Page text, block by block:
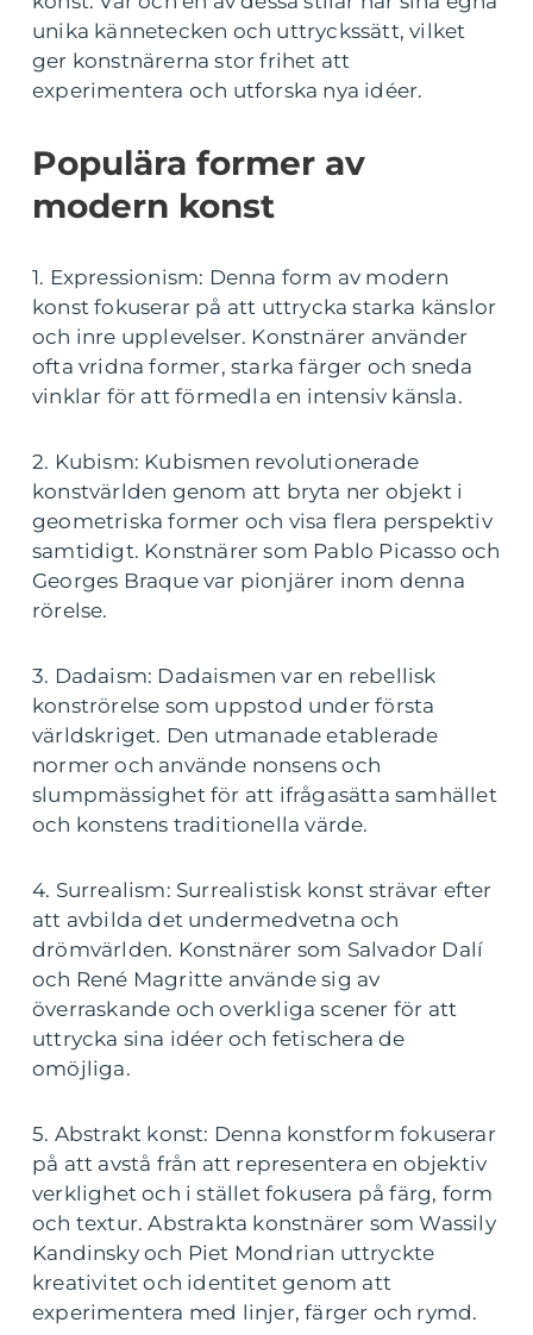
unika kännetecken och uttryckssätt, vilket
ger konstnärerna stor frihet att
experimentera och utforska nya idéer.
Populära former av
modern konst
1. Expressionism: Denna form av modern
konst fokuserar på att uttrycka starka känslor
och inre upplevelser. Konstnärer använder
ofta vridna former, starka färger och sneda
vinklar för att förmedla en intensiv känsla.
2. Kubism: Kubismen revolutionerade
konstvärlden genom att bryta ner objekt i
geometriska former och visa flera perspektiv
samtidigt. Konstnärer som Pablo Picasso och
Georges Braque var pionjärer inom denna
rörelse.
3. Dadaism: Dadaismen var en rebellisk
konströrelse som uppstod under första
världskriget. Den utmanade etablerade
normer och använde nonsens och
slumpmässighet för att ifrågasätta samhället
och konstens traditionella värde.
4. Surrealism: Surrealistisk konst strävar efter
att avbilda det undermedvetna och
drömvärlden. Konstnärer som Salvador Dalí
och René Magritte använde sig av
överraskande och overkliga scener för att
uttrycka sina idéer och fetischera de
omöjliga.
5. Abstrakt konst: Denna konstform fokuserar
på att avstå från att representera en objektiv
verklighet och i stället fokusera på färg, form
och textur. Abstrakta konstnärer som Wassily
Kandinsky och Piet Mondrian uttryckte
kreativitet och identitet genom att
experimentera med linjer, färger och rymd.